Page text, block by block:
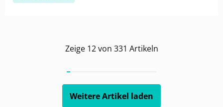
Zeige 12von 331 Artikeln
Weitere Artikel laden